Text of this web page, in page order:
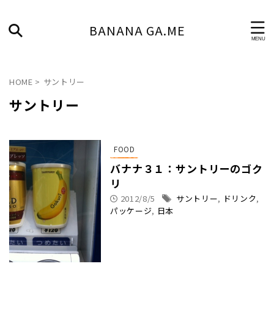
BANANA GA.ME
HOME > サントリー
サントリー
FOOD
バナナ３１：サントリーのゴク
リ
2012/8/5 サントリー, ドリンク,
パッケージ, 日本